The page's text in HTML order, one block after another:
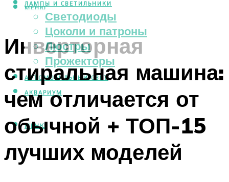
ЛАМПЫ И СВЕТИЛЬНИКИ
Светодиоды
Цоколи и патроны
Люстры
Прожекторы
АВТОМОБИЛЬНЫЙ СВЕТ
АКВАРИУМ
МЕНЮ
МЕНЮ
Инверторная
стиральная машина:
чем отличается от
обычной + ТОП-15
лучших моделей